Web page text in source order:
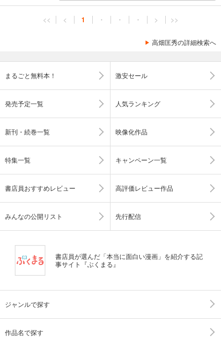
<< < 1 ・ ・ ・ > >>
高畑匡秀の詳細検索へ
まるごと無料本！ 激安セール
発売予定一覧 人気ランキング
新刊・続巻一覧 映像化作品
特集一覧 キャンペーン一覧
書店員おすすめレビュー 高評価レビュー作品
みんなの公開リスト 先行配信
書店員が選んだ「本当に面白い漫画」を紹介する記
事サイト『ぶくまる』
ジャンルで探す
作品名で探す